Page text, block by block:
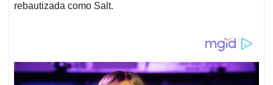
rebautizada como Salt.